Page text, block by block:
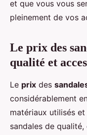
et que vous vous
pleinement de vos
Le prix des
qualité et
Le prix des
considérablement
matériaux utilisés
sandales de